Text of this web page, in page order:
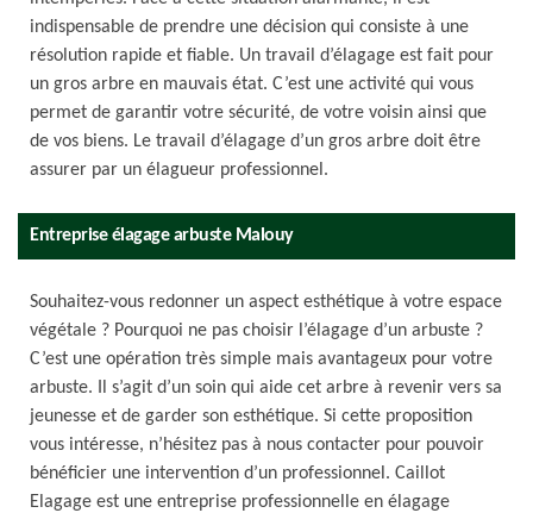
indispensable de prendre une décision qui consiste à une
résolution rapide et fiable. Un travail d’élagage est fait pour
un gros arbre en mauvais état. C’est une activité qui vous
permet de garantir votre sécurité, de votre voisin ainsi que
de vos biens. Le travail d’élagage d’un gros arbre doit être
assurer par un élagueur professionnel.
Entreprise élagage arbuste Malouy
Souhaitez-vous redonner un aspect esthétique à votre espace
végétale ? Pourquoi ne pas choisir l’élagage d’un arbuste ?
C’est une opération très simple mais avantageux pour votre
arbuste. Il s’agit d’un soin qui aide cet arbre à revenir vers sa
jeunesse et de garder son esthétique. Si cette proposition
vous intéresse, n’hésitez pas à nous contacter pour pouvoir
bénéficier une intervention d’un professionnel. Caillot
Elagage est une entreprise professionnelle en élagage